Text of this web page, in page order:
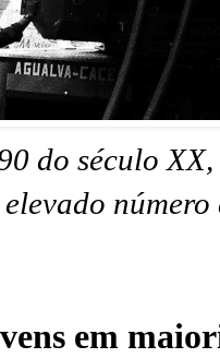
do século
número
em